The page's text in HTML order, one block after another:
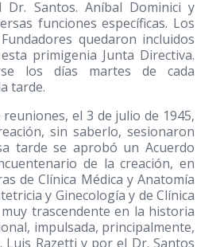
Dr. Santos. Aníbal Dominici y
funciones específicas. Los
quedaron incluidos
primigenia Junta Directiva.
los días martes de cada
tarde.
el 3 de julio de 1945,
sin saberlo, sesionaron
tarde se aprobó un Acuerdo
de la creación, en
de Clínica Médica y Anatomía
y Ginecología y de Clínica
trascendente en la historia
impulsada, principalmente,
Razetti y por el Dr. Santos